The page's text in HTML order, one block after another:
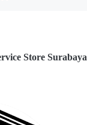
Store Surabaya